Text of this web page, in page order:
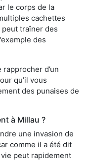
le corps de la
cachettes
traîner des
des
d’un
qu’il vous
des punaises de
à Millau ?
une invasion de
comme il a été dit
peut rapidement